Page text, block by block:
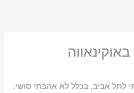
לתל אביב, בכלל לא אהבתי סושי.